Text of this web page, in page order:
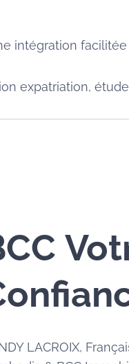
intégration
expatriation, étude
LACROIX,